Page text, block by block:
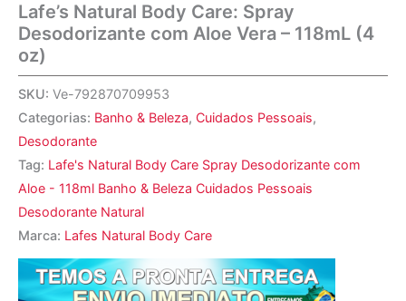
Lafe’s Natural Body Care: Spray
Desodorizante com Aloe Vera – 118mL (4
oz)
SKU: Ve-792870709953
Categorias: Banho & Beleza, Cuidados Pessoais,
Desodorante
Tag: Lafe's Natural Body Care Spray Desodorizante com
Aloe - 118ml Banho & Beleza Cuidados Pessoais
Desodorante Natural
Marca: Lafes Natural Body Care